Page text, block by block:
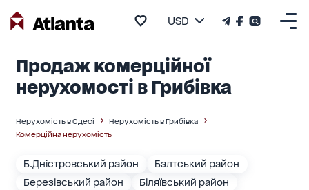
USD
Продаж комерційної
нерухомості в Грибівка
Нерухомість в Одесі
Нерухомість в Грибівка
Комерційна нерухомість
Б.Дністровський район
Балтський район
Березівський район
Біляївський район